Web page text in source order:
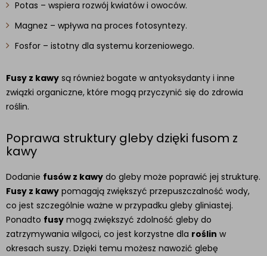
Potas – wspiera rozwój kwiatów i owoców.
Magnez – wpływa na proces fotosyntezy.
Fosfor – istotny dla systemu korzeniowego.
Fusy z kawy są również bogate w antyoksydanty i inne
związki organiczne, które mogą przyczynić się do zdrowia
roślin.
Poprawa struktury gleby dzięki fusom z
kawy
Dodanie fusów z kawy do gleby może poprawić jej strukturę.
Fusy z kawy pomagają zwiększyć przepuszczalność wody,
co jest szczególnie ważne w przypadku gleby gliniastej.
Ponadto fusy mogą zwiększyć zdolność gleby do
zatrzymywania wilgoci, co jest korzystne dla roślin w
okresach suszy. Dzięki temu możesz nawozić glebę